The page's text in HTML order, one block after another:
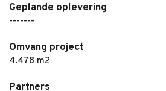
Geplande oplevering
-------
Omvang project
4.478 m2
Partners